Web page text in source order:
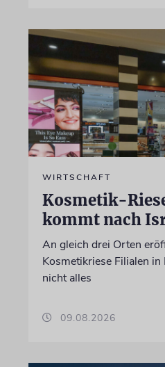
WIRTSCHAFT
Kosmetik-
kommt nach
An gleich drei Orten
Kosmetikriese Filialen
nicht alles
09.08.2026